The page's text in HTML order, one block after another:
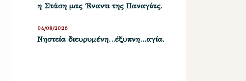
η Στάση μας ΄Εναντι της Παναγίας.
Νηστεία διευρυμένη…έξυπνη…αγία.
04/08/2026